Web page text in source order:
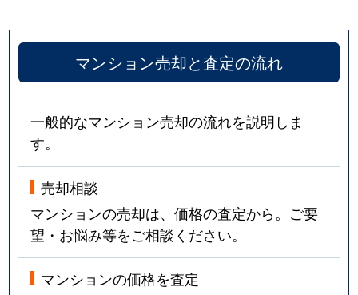
マンション売却と査定の流れ
一般的なマンション売却の流れを説明しま
す。
売却相談
マンションの売却は、価格の査定から。ご要
望・お悩み等をご相談ください。
マンションの価格を査定